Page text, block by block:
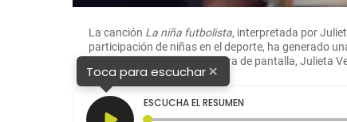
La canción La niña futbolista, interpretada por
participación de niñas en el deporte, ha generado
redes sociales. FOTO: Captura de pantalla, Julieta
Toca para escuchar×
ESCUCHA EL RESUMEN